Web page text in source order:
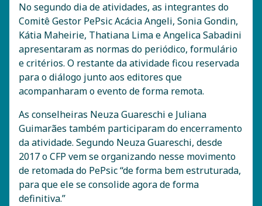
No segundo dia de atividades, as integrantes do
Comitê Gestor PePsic Acácia Angeli, Sonia Gondin,
Kátia Maheirie, Thatiana Lima e Angelica Sabadini
apresentaram as normas do periódico, formulário
e critérios. O restante da atividade ficou reservada
para o diálogo junto aos editores que
acompanharam o evento de forma remota.
As conselheiras Neuza Guareschi e Juliana
Guimarães também participaram do encerramento
da atividade. Segundo Neuza Guareschi, desde
2017 o CFP vem se organizando nesse movimento
de retomada do PePsic “de forma bem estruturada,
para que ele se consolide agora de forma
definitiva.”